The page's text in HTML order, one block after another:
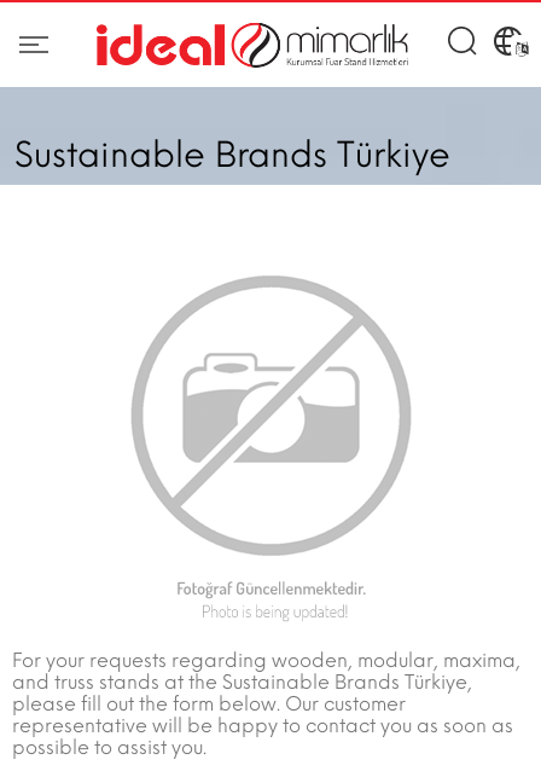
Sustainable Brands Türkiye
For your requests regarding wooden, modular, maxima,
and truss stands at the Sustainable Brands Türkiye,
please fill out the form below. Our customer
representative will be happy to contact you as soon as
possible to assist you.